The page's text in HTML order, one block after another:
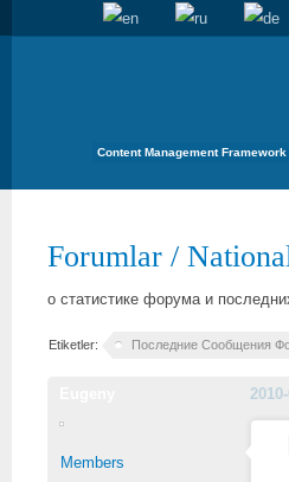
Content Management Framework
Forumlar /
о статистике форума и
Etiketler: Последние Сообщения
Members